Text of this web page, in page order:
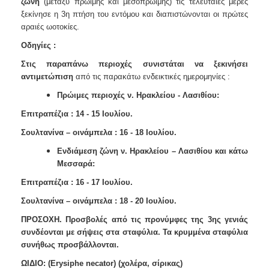
ξεκίνησε η 3η πτήση του εντόμου και διαπιστώνονται οι πρώτες
αραιές ωοτοκίες.
Οδηγίες :
Στις παραπάνω περιοχές συνιστάται να ξεκινήσει
αντιμετώπιση από τις παρακάτω ενδεικτικές ημερομηνίες :
Πρώιμες περιοχές ν. Ηρακλείου - Λασιθίου:
Επιτραπέζια : 14 - 15 Ιουλίου.
Σουλτανίνα – οινάμπελα : 16 - 18 Ιουλίου.
Ενδιάμεση ζώνη ν. Ηρακλείου – Λασιθίου και κάτω
Μεσσαρά:
Επιτραπέζια : 16 - 17 Ιουλίου.
Σουλτανίνα – οινάμπελα : 18 - 20 Ιουλίου.
ΠΡΟΣΟΧΗ. Προσβολές από τις προνύμφες της 3ης γενιάς
συνδέονται με σήψεις στα σταφύλια. Τα κρυμμένα σταφύλια
συνήθως προσβάλλονται.
ΩΙΔΙΟ: (Erysiphe necator) (χολέρα, σίρικας)